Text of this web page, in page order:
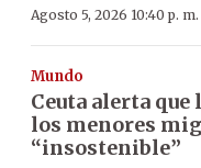
Agosto 5, 2026 10:40 p. m.
Mundo
Ceuta alerta
los menores
“insostenible”